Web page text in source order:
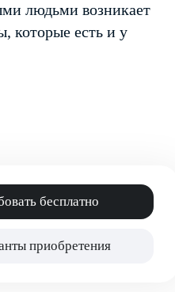
людьми возникает
которые есть и у
бесплатно
приобретения